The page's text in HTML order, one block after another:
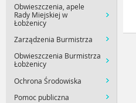
Obwieszczenia, apele
Rady Miejskiej w
Łobżenicy
Zarządzenia Burmistrza
Obwieszczenia Burmistrza
Łobżenicy
Ochrona Środowiska
Pomoc publiczna